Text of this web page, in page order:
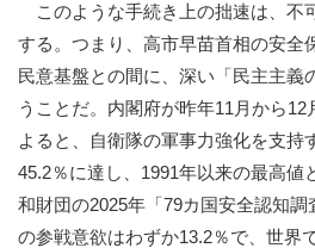
このような手続き上の拙速は、不
する。つまり、高市早苗首相の安全
民意基盤との間に、深い「民主主義
うことだ。内閣府が昨年11月から12
よると、自衛隊の軍事力強化を支持
45.2％に達し、1991年以来の最高値
和財団の2025年「79カ国安全認知
の参戦意欲はわずか13.2％で、世界